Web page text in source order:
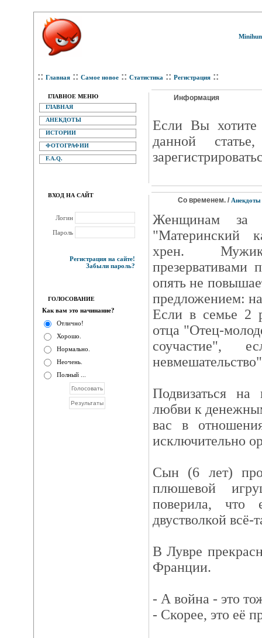
:: Главная :: Самое новое :: Статистика :: Регистрация ::
ГЛАВНОЕ МЕНЮ
ГЛАВНАЯ
АНЕКДОТЫ
ИСТОРИИ
ФОТОГРАФИИ
F.A.Q.
ВХОД НА САЙТ
Логин
Пароль
Регистрация на сайте!
Забыли пароль?
ГОЛОСОВАНИЕ
Как вам это начинание?
Отлично!
Хорошо.
Нормально.
Неочень.
Полный ...
Информация
Eсли Вы хотите
данной
Со временем. / Анекдоты
Женщинам за
"Материнский
хрен. Мужики
презервативами
опять не
предложением:
Если в семье 2
отца "Отец-
соучастие",
Подвизаться
любви к
вас в
исключительно
Сын (6 лет)
плюшевой
поверила, что
двустволкой
В Лувре
Франции.
- А война - это
- Скорее, это её